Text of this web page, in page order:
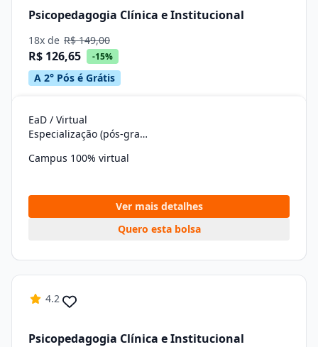
Psicopedagogia Clínica e Institucional
18x de R$ 149,00
R$ 126,65 -15%
A 2° Pós é Grátis
EaD / Virtual
Especialização (pós-graduação)
Campus 100% virtual
Ver mais detalhes
Quero esta bolsa
4.2
Psicopedagogia Clínica e Institucional